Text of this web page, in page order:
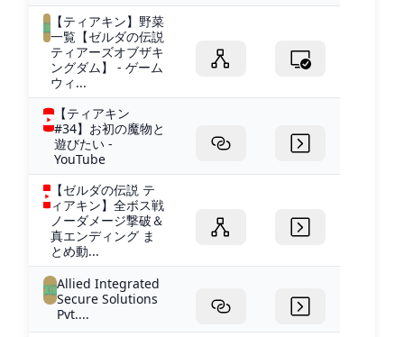
【ティアキン】野菜
一覧【ゼルダの伝説
ティアーズオブザキ
ングダム】 - ゲーム
ウィ...
【ティアキン
#34】お初の魔物と
遊びたい -
YouTube
【ゼルダの伝説 テ
ィアキン】全ボス戦
ノーダメージ撃破＆
真エンディング ま
とめ動...
Allied Integrated
Secure Solutions
Pvt....